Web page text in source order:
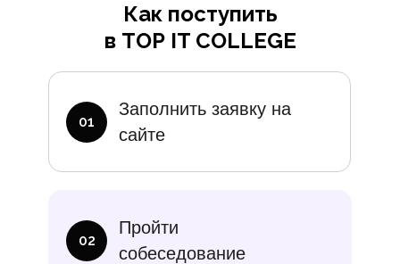
Пройти
собеседование
Заполнить заявку на
сайте
Как поступить
в TOP IT COLLEGE
01
02